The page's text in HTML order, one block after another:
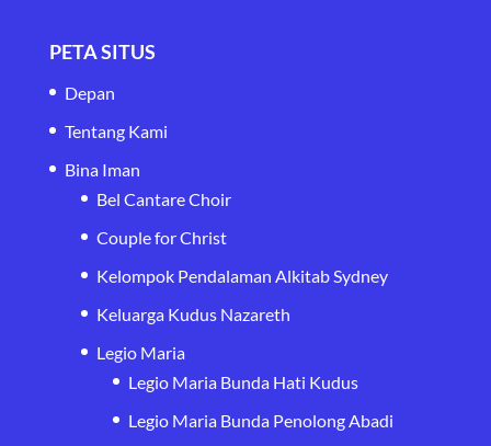
PETA SITUS
Depan
Tentang Kami
Bina Iman
Bel Cantare Choir
Couple for Christ
Kelompok Pendalaman Alkitab Sydney
Keluarga Kudus Nazareth
Legio Maria
Legio Maria Bunda Hati Kudus
Legio Maria Bunda Penolong Abadi